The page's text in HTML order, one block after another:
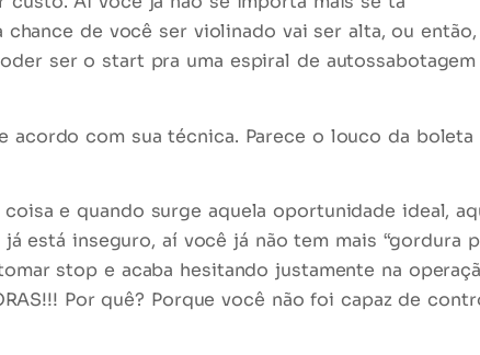
de você ser violinado vai ser alta, ou
ser o start pra uma espiral de autossabotagem
acordo com sua técnica. Parece o louco da boleta
e quando surge aquela oportunidade ideal,
está inseguro, aí você já não tem mais “gordura
stop e acaba hesitando justamente na
Por quê? Porque você não foi capaz de